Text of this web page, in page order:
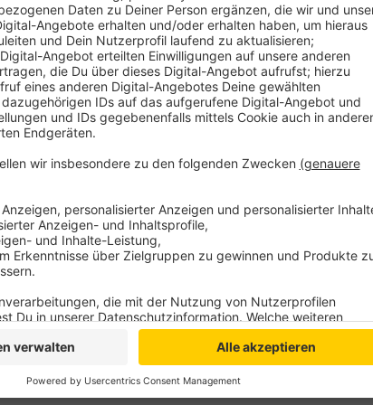
Die Gewerkschaft ruft die Bauarbeiter deshalb dazu auf,
Die Betriebe suchten händeringend Fachleute. Es könne
viele Beschäftigte um einen angemessenen Lohn
Jeder, der mit einer 3-jährigen Ausbildung als
Stunde verdiene, sollte ein Gespräch mit seinem Chef für